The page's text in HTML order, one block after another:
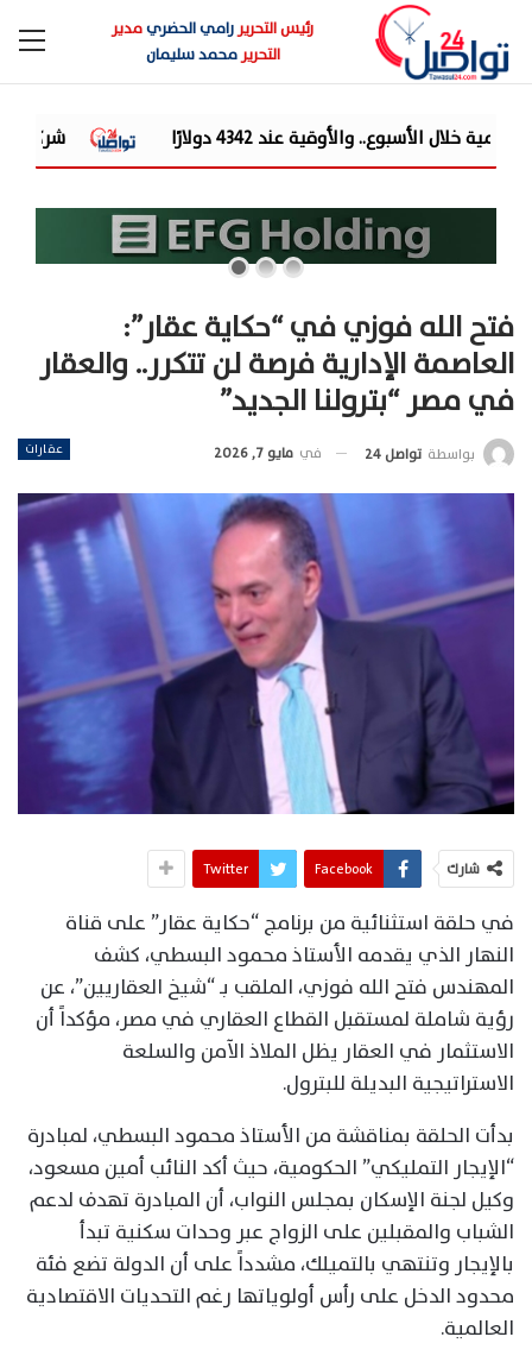
رئيس التحريررامي الحضريمدير
التحريرمحمد سليمان
شركة «Liberty Developments» تطلق أولى فعالياتها الترفيهية بمشروع «AT» في حفل ضخم للميجا ستار أحمد سع...
فتح الله فوزي في “حكاية عقار”:
العاصمة الإدارية فرصة لن تتكرر.. والعقار
في مصر “بترولنا الجديد”
عقارات بواسطة تواصل 24 في مايو 7, 2026
شارك Facebook
Twitter
في حلقة استثنائية من برنامج “حكاية عقار” على قناة
النهار الذي يقدمه الأستاذ محمود البسطي، كشف
المهندس فتح الله فوزي، الملقب بـ “شيخ العقاريين”، عن
رؤية شاملة لمستقبل القطاع العقاري في مصر، مؤكداً أن
الاستثمار في العقار يظل الملاذ الآمن والسلعة
الاستراتيجية البديلة للبترول.
بدأت الحلقة بمناقشة من الأستاذ محمود البسطي، لمبادرة
“الإيجار التمليكي” الحكومية، حيث أكد النائب أمين مسعود،
وكيل لجنة الإسكان بمجلس النواب، أن المبادرة تهدف لدعم
الشباب والمقبلين على الزواج عبر وحدات سكنية تبدأ
بالإيجار وتنتهي بالتميلك، مشدداً على أن الدولة تضع فئة
محدود الدخل على رأس أولوياتها رغم التحديات الاقتصادية
العالمية.